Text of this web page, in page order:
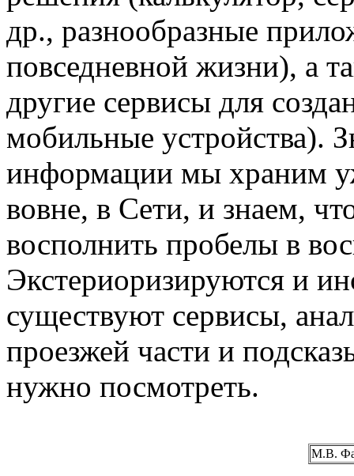
др., разнообразные
повседневной жизни), а
другие сервисы для
мобильные устройства).
информации мы храним
вовне, в Сети, и знаем,
восполнить пробелы в
Экстериоризируются и
существуют сервисы,
проезжей части и
нужно посмотреть.
М.В.